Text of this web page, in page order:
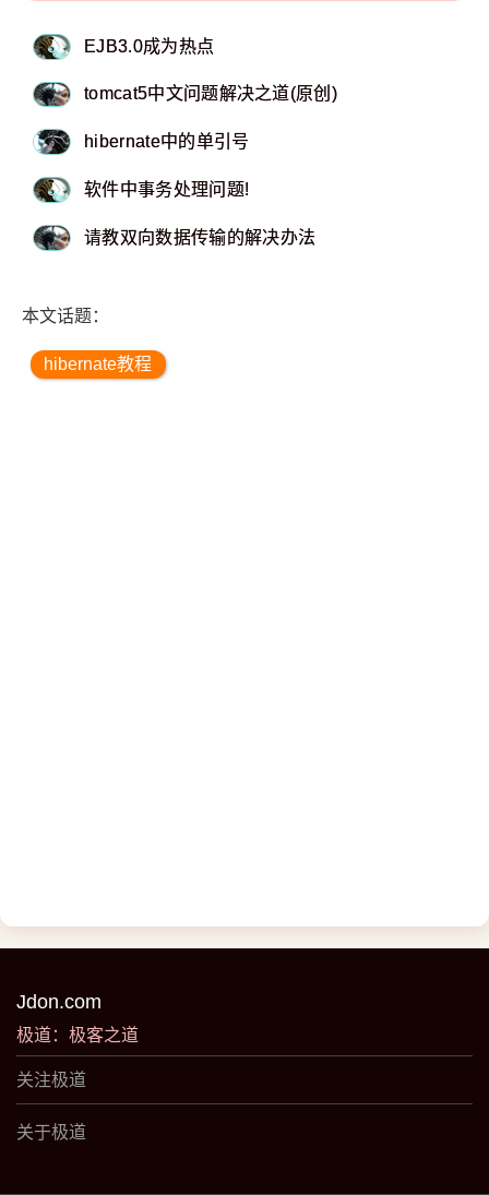
EJB3.0成为热点
tomcat5中文问题解决之道(原创)
hibernate中的单引号
软件中事务处理问题!
请教双向数据传输的解决办法
本文话题：
hibernate教程
Jdon.com
极道：极客之道
关注极道
关于极道